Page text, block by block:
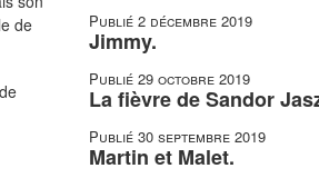
de
Publié 2 décembre 2019
Jimmy.
Publié 29 octobre 2019
La fièvre de Sandor
Publié 30 septembre 2019
Martin et Malet.